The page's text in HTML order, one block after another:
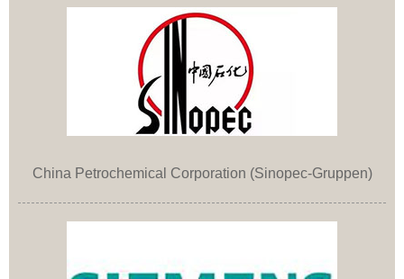
China Petrochemical Corporation (Sinopec-Gruppen)